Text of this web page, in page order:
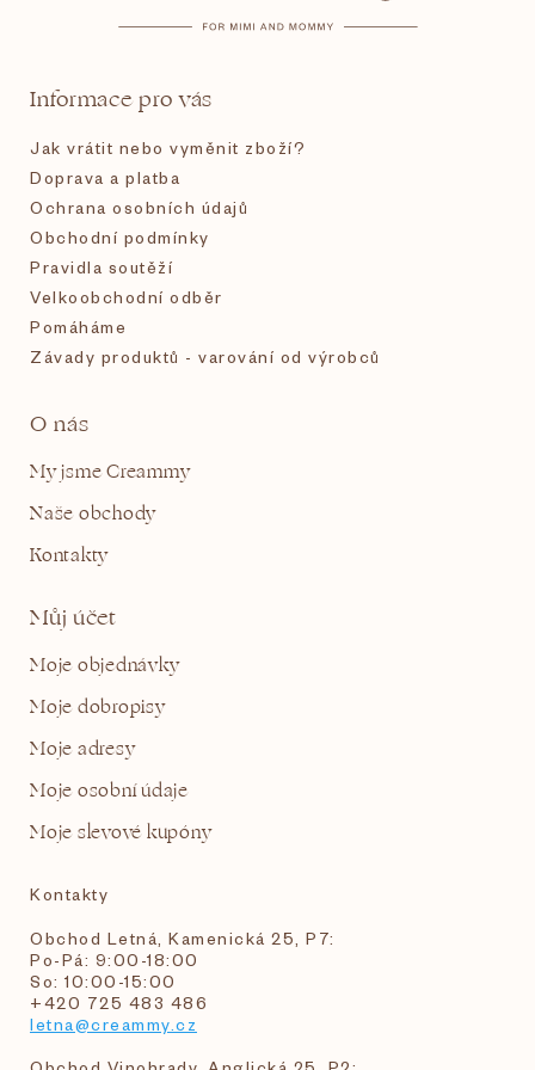
Informace pro vás
Jak vrátit nebo vyměnit zboží?
Doprava a platba
Ochrana osobních údajů
Obchodní podmínky
Pravidla soutěží
Velkoobchodní odběr
Pomáháme
Závady produktů - varování od výrobců
O nás
My jsme Creammy
Naše obchody
Kontakty
Můj účet
Moje objednávky
Moje dobropisy
Moje adresy
Moje osobní údaje
Moje slevové kupóny
Kontakty
Obchod Letná, Kamenická 25, P7:
Po-Pá: 9:00-18:00
So: 10:00-15:00
+420 725 483 486
letna@creammy.cz